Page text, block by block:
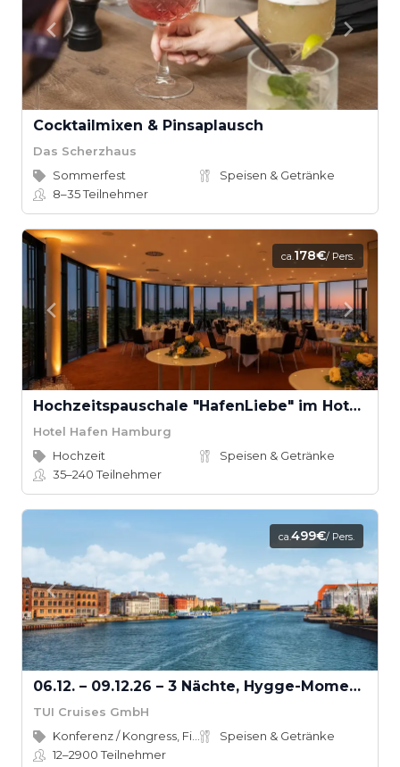
Cocktailmixen & Pinsaplausch
Das Scherzhaus
Sommerfest
Speisen & Getränke
8–35Teilnehmer
ca.178€/ Pers.
Hochzeitspauschale "HafenLiebe" im Hotel Hafen Hamburg
Hotel Hafen Hamburg
Hochzeit
Speisen & Getränke
35–240Teilnehmer
ca.499€/ Pers.
06.12. – 09.12.26 – 3 Nächte, Hygge-Moment in Kopenhagen
TUI Cruises GmbH
Speisen & Getränke
12–2900Teilnehmer